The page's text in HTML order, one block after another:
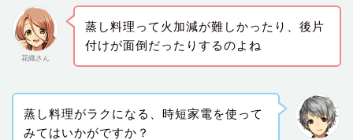
花織さん
蒸し料理って火加減が難しかったり、後片
付けが面倒だったりするのよね
蒸し料理がラクになる、時短家電を使って
みてはいかがですか？